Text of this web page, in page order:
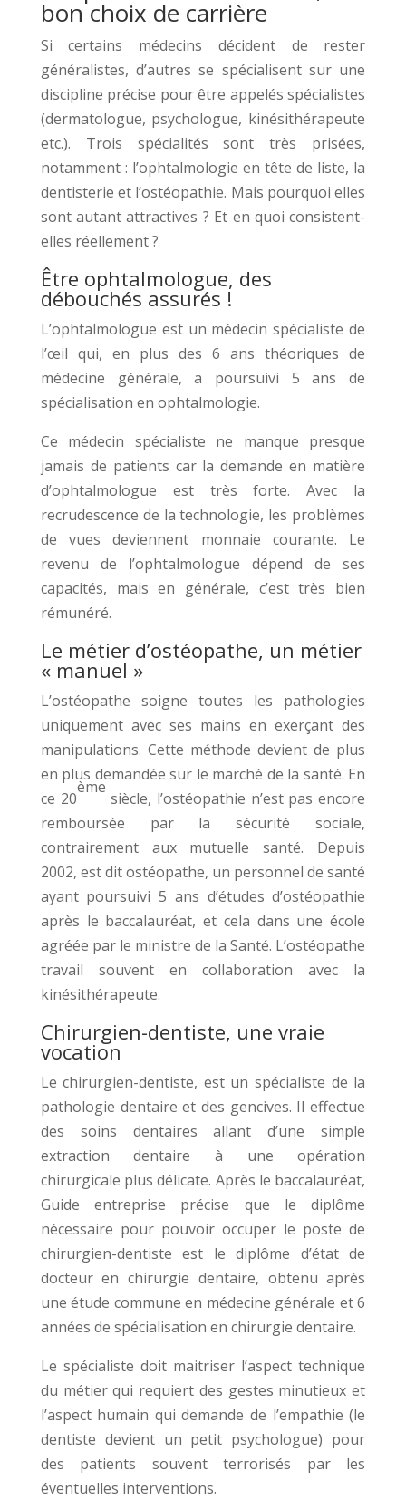
bon choix de carrière
Si certains médecins décident de rester
généralistes, d’autres se spécialisent sur une
discipline précise pour être appelés spécialistes
(dermatologue, psychologue, kinésithérapeute
etc.). Trois spécialités sont très prisées,
notamment : l’ophtalmologie en tête de liste, la
dentisterie et l’ostéopathie. Mais pourquoi elles
sont autant attractives ? Et en quoi consistent-
elles réellement ?
Être ophtalmologue, des
débouchés assurés !
L’ophtalmologue est un médecin spécialiste de
l’œil qui, en plus des 6 ans théoriques de
médecine générale, a poursuivi 5 ans de
spécialisation en ophtalmologie.
Ce médecin spécialiste ne manque presque
jamais de patients car la demande en matière
d’ophtalmologue est très forte. Avec la
recrudescence de la technologie, les problèmes
de vues deviennent monnaie courante. Le
revenu de l’ophtalmologue dépend de ses
capacités, mais en générale, c’est très bien
rémunéré.
Le métier d’ostéopathe, un métier
« manuel »
L’ostéopathe soigne toutes les pathologies
uniquement avec ses mains en exerçant des
manipulations. Cette méthode devient de plus
en plus demandée sur le marché de la santé. En
ce 20
ème
siècle, l’ostéopathie n’est pas encore
remboursée par la sécurité sociale,
contrairement aux mutuelle santé. Depuis
2002, est dit ostéopathe, un personnel de santé
ayant poursuivi 5 ans d’études d’ostéopathie
après le baccalauréat, et cela dans une école
agréée par le ministre de la Santé. L’ostéopathe
travail souvent en collaboration avec la
kinésithérapeute.
Chirurgien-dentiste, une vraie
vocation
Le chirurgien-dentiste, est un spécialiste de la
pathologie dentaire et des gencives. Il effectue
des soins dentaires allant d’une simple
extraction dentaire à une opération
chirurgicale plus délicate. Après le baccalauréat,
Guide entreprise précise que le diplôme
nécessaire pour pouvoir occuper le poste de
chirurgien-dentiste est le diplôme d’état de
docteur en chirurgie dentaire, obtenu après
une étude commune en médecine générale et 6
années de spécialisation en chirurgie dentaire.
Le spécialiste doit maitriser l’aspect technique
du métier qui requiert des gestes minutieux et
l’aspect humain qui demande de l’empathie (le
dentiste devient un petit psychologue) pour
des patients souvent terrorisés par les
éventuelles interventions.